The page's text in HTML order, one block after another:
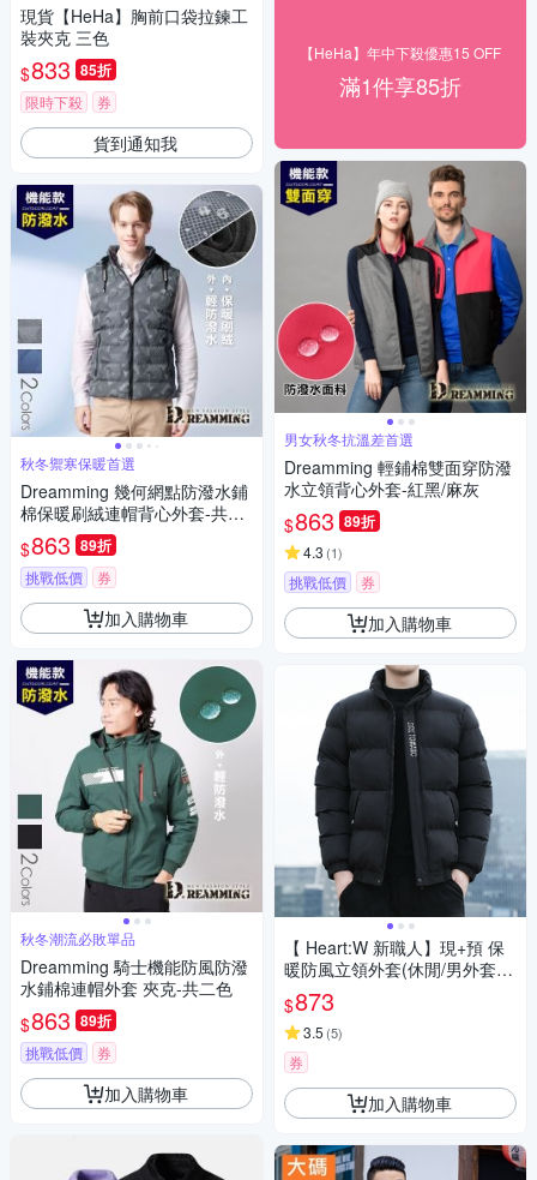
現貨【HeHa】胸前口袋拉鍊工
裝夾克 三色
$833 85折
限時下殺 券
貨到通知我
秋冬禦寒保暖首選
Dreamming 幾何網點防潑水鋪
棉保暖刷絨連帽背心外套-共二
色
$863 89折
挑戰低價 券
加入購物車
秋冬潮流必敗單品
Dreamming 騎士機能防風防潑
水鋪棉連帽外套 夾克-共二色
$863 89折
挑戰低價 券
加入購物車
【HeHa】年中下殺優惠15 OFF
滿1件享85折
男女秋冬抗溫差首選
Dreamming 輕鋪棉雙面穿防潑
水立領背心外套-紅黑/麻灰
$863 89折
4.3 (1)
挑戰低價 券
加入購物車
【 Heart:W 新職人】現+預 保
暖防風立領外套(休閒/男外套/
防風外套)
$873
3.5 (5)
券
加入購物車